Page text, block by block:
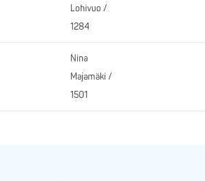
Lohivuo /
1284
Nina
Majamäki /
1501